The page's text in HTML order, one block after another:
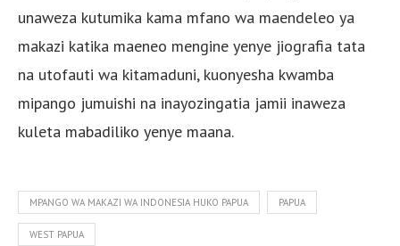
unaweza kutumika kama mfano wa maendeleo ya
makazi katika maeneo mengine yenye jiografia tata
na utofauti wa kitamaduni, kuonyesha kwamba
mipango jumuishi na inayozingatia jamii inaweza
kuleta mabadiliko yenye maana.
MPANGO WA MAKAZI WA INDONESIA HUKO PAPUA PAPUA
WEST PAPUA